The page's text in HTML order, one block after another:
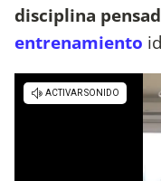
disciplina
entrenamiento